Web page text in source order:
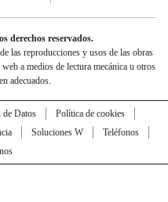
derechos reservados.
las reproducciones y usos de las obras
a medios de lectura mecánica u otros
adecuados.
de Datos
Política de cookies
Soluciones W
Teléfonos